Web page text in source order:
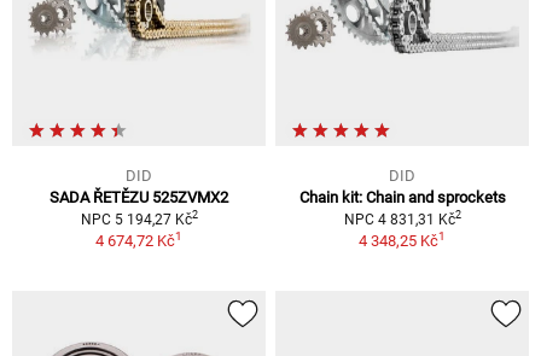
DID
SADA ŘETĚZU 525ZVMX2
NPC 5 194,27 Kč2
4 674,72 Kč1
DID
Chain kit: Chain and sprockets
NPC 4 831,31 Kč2
4 348,25 Kč1